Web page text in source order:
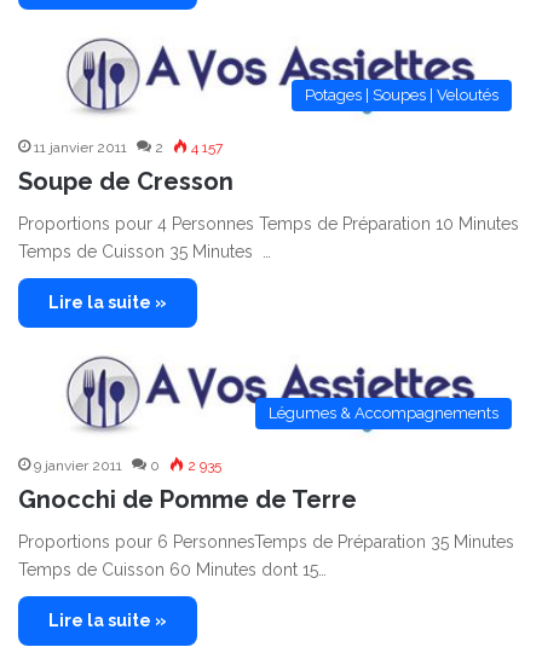
Potages | Soupes | Veloutés
11 janvier 2011 2 4 157
Soupe de Cresson
Proportions pour 4 Personnes Temps de Préparation 10 Minutes
Temps de Cuisson 35 Minutes …
Lire la suite »
Légumes & Accompagnements
9 janvier 2011 0 2 935
Gnocchi de Pomme de Terre
Proportions pour 6 PersonnesTemps de Préparation 35 Minutes
Temps de Cuisson 60 Minutes dont 15…
Lire la suite »